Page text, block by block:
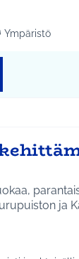
Etelä-
tulokset
Ympäristö